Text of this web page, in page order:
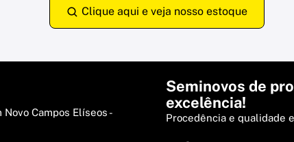
Clique aqui e veja nosso estoque
Novo Campos Elíseos -
Seminovos de
excelência!
Procedência e qualidade